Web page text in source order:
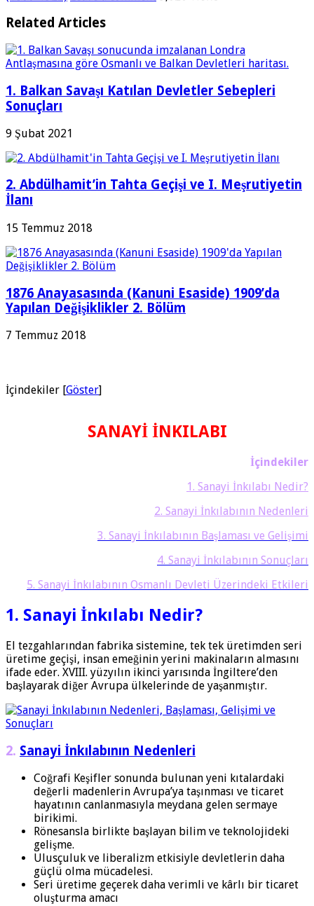
Related Articles
1. Balkan Savaşı Katılan Devletler Sebepleri
Sonuçları
9 Şubat 2021
2. Abdülhamit’in Tahta Geçişi ve I. Meşrutiyetin
İlanı
15 Temmuz 2018
1876 Anayasasında (Kanuni Esaside) 1909’da
Yapılan Değişiklikler 2. Bölüm
7 Temmuz 2018
İçindekiler [Göster]
SANAYİ İNKILABI
İçindekiler
1. Sanayi İnkılabı Nedir?
2. Sanayi İnkılabının Nedenleri
3. Sanayi İnkılabının Başlaması ve Gelişimi
4. Sanayi İnkılabının Sonuçları
5. Sanayi İnkılabının Osmanlı Devleti Üzerindeki Etkileri
1. Sanayi İnkılabı Nedir?
El tezgahlarından fabrika sistemine, tek tek üretimden seri
üretime geçişi, insan emeğinin yerini makinaların almasını
ifade eder. XVIII. yüzyılın ikinci yarısında İngiltere’den
başlayarak diğer Avrupa ülkelerinde de yaşanmıştır.
2. Sanayi İnkılabının Nedenleri
Coğrafi Keşifler sonunda bulunan yeni kıtalardaki
değerli madenlerin Avrupa’ya taşınması ve ticaret
hayatının canlanmasıyla meydana gelen sermaye
birikimi.
Rönesansla birlikte başlayan bilim ve teknolojideki
gelişme.
Ulusçuluk ve liberalizm etkisiyle devletlerin daha
güçlü olma mücadelesi.
Seri üretime geçerek daha verimli ve kârlı bir tica­ret
oluşturma amacı